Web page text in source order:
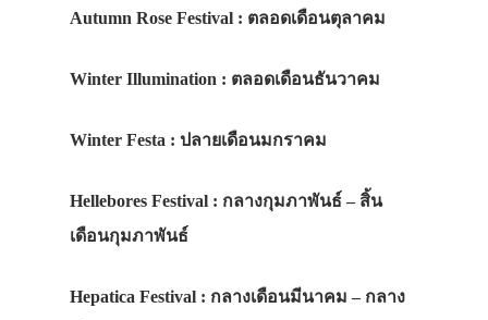
Autumn Rose Festival : ตลอดเดือนตุลาคม
Winter Illumination : ตลอดเดือนธันวาคม
Winter Festa : ปลายเดือนมกราคม
Hellebores Festival : กลางกุมภาพันธ์ – สิ้น
เดือนกุมภาพันธ์
Hepatica Festival : กลางเดือนมีนาคม – กลาง